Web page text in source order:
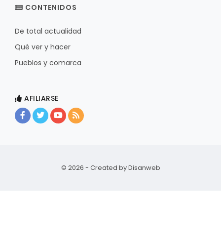
CONTENIDOS
De total actualidad
Qué ver y hacer
Pueblos y comarca
AFILIARSE
© 2026 - Created byDisanweb